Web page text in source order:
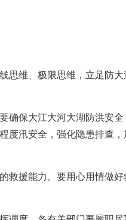
维、极限思维，立足防大
确保大江大河大湖防洪安
度汛安全，强化隐患排查，
救援能力。要用心用情做好